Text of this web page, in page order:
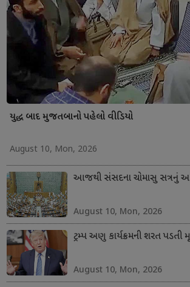
યુદ્ધ બાદ મુજતબાનો પહેલો વીડિયો
August 10, Mon, 2026
આજથી સંસદના ચોમાસુ સત્રનું
August 10, Mon, 2026
ટ્રમ્પ અણુ કાર્યક્રમની શરત પડતી
August 10, Mon, 2026